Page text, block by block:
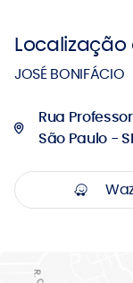
JOSÉ BONIFÁCIO
Rua
São Paulo -